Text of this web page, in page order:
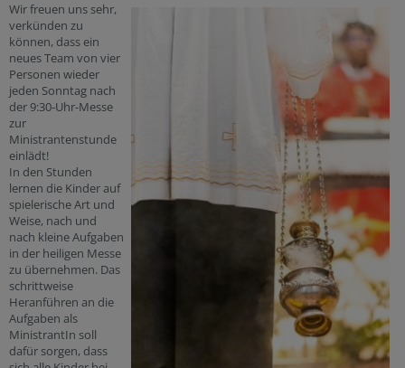
Wir freuen uns sehr,
verkünden zu
können, dass ein
neues Team von vier
Personen wieder
jeden Sonntag nach
der 9:30-Uhr-Messe
zur
Ministrantenstunde
einlädt!
In den Stunden
lernen die Kinder auf
spielerische Art und
Weise, nach und
nach kleine Aufgaben
in der heiligen Messe
zu übernehmen. Das
schrittweise
Heranführen an die
Aufgaben als
MinistrantIn soll
dafür sorgen, dass